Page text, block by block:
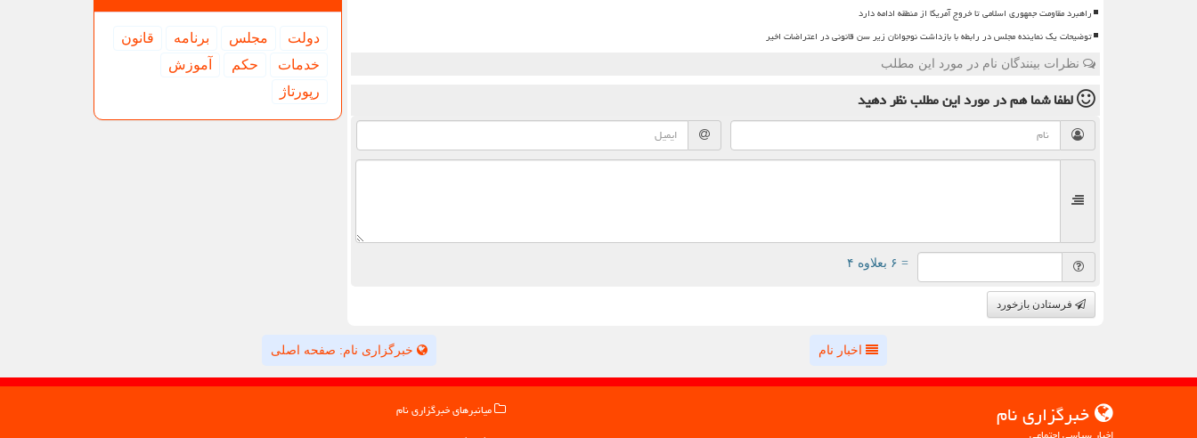
راهبرد مقاومت جمهوری اسلامی تا خروج آمریکا از منطقه ادامه دارد
توضیحات یک نماینده مجلس در رابطه با بازداشت نوجوانان زیر سن قانونی در اعتراضات اخیر
نظرات بینندگان نام در مورد این مطلب
لطفا شما همدر مورد این مطلبنظر دهید
= ۶ بعلاوه ۴
فرستادن بازخورد
دولت مجلس برنامه
قانون
خدمات
حكم
آموزش
رپورتاژ
اخبار نام خبرگزاری نام: صفحه اصلی
خبرگزاری نام میانبرهای خبرگزاری نام